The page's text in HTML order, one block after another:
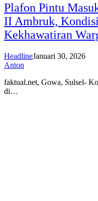
Plafon Pintu
II Ambruk,
Kekhawatiran
HeadlineJanuari 30, 2026
Anton
faktual.net, Gowa, Sulsel-
di…